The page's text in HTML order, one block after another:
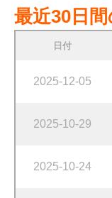
最近30日
日付
2025-12-05
2025-10-29
2025-10-24